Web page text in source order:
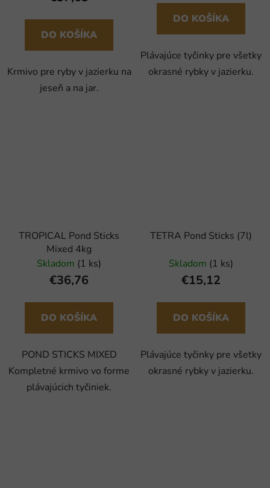
DO KOŠÍKA
Krmivo pre ryby v jazierku na
jeseň a na jar.
DO KOŠÍKA
Plávajúce tyčinky pre všetky
okrasné rybky v jazierku.
TROPICAL Pond Sticks
Mixed 4kg
Skladom (1 ks)
€36,76
DO KOŠÍKA
POND STICKS MIXED
Kompletné krmivo vo forme
plávajúcich tyčiniek.
TETRA Pond Sticks (7l)
Skladom (1 ks)
€15,12
DO KOŠÍKA
Plávajúce tyčinky pre všetky
okrasné rybky v jazierku.